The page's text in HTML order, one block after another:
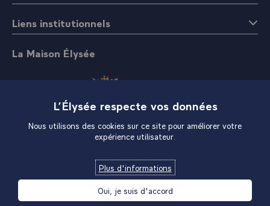
Liens institutionnels
La Maison Élysée
L’Élysée respecte vos données
Nous utilisons des cookies sur ce site pour améliorer votre
expérience utilisateur.
Plus d'informations
Oui, je suis d'accord